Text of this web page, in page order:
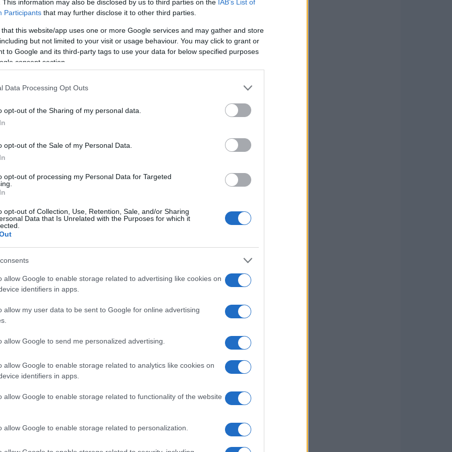
This information may also be disclosed by us to third parties on the IAB’s List of
Participants that may further disclose it to other third parties.
that this website/app uses one or more Google services and may gather and store
but not limited to your visit or usage behaviour. You may click to grant or
to Google and its third-party tags to use your data for below specified purposes
consent section.
Data Processing Opt Outs
opt-out of the Sharing of my personal data.
opt-out of the Sale of my Personal Data.
opt-out of processing my Personal Data for Targeted
opt-out of Collection, Use, Retention, Sale, and/or Sharing
Data that Is Unrelated with the Purposes for which it
allow Google to enable storage related to advertising like cookies on
identifiers in apps.
allow my user data to be sent to Google for online advertising
allow Google to send me personalized advertising.
allow Google to enable storage related to analytics like cookies on
identifiers in apps.
allow Google to enable storage related to functionality of the website
allow Google to enable storage related to personalization.
LIFESTYLE
minimalismo digitale e automazioni
indicatori per misurare impatto e benessere.
MODA